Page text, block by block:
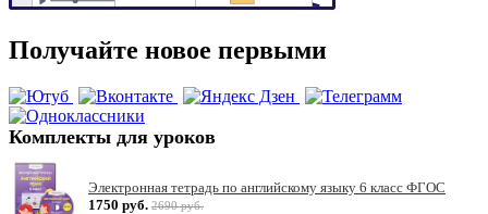
Получайте новое первыми
Комплекты для уроков
Электронная тетрадь по английскому языку 6 класс ФГОС
1750 руб. 2690 руб.